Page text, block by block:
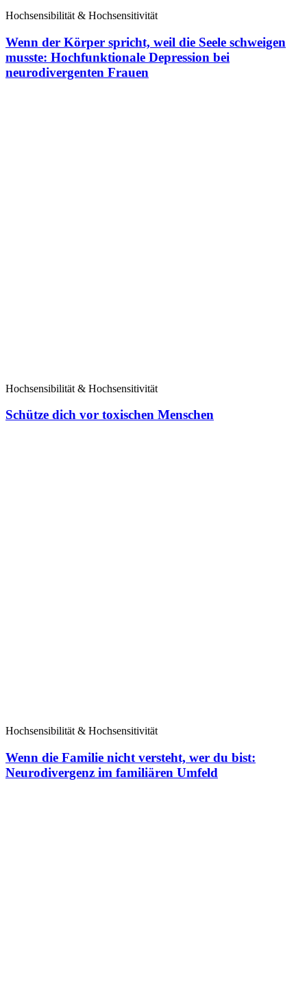
Hochsensibilität & Hochsensitivität
Wenn der Körper spricht, weil die Seele schweigen
musste: Hochfunktionale Depression bei
neurodivergenten Frauen
Hochsensibilität & Hochsensitivität
Schütze dich vor toxischen Menschen
Hochsensibilität & Hochsensitivität
Wenn die Familie nicht versteht, wer du bist:
Neurodivergenz im familiären Umfeld